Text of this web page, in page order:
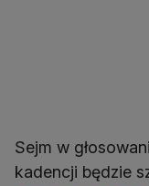
Sejm w
kadencji będzie